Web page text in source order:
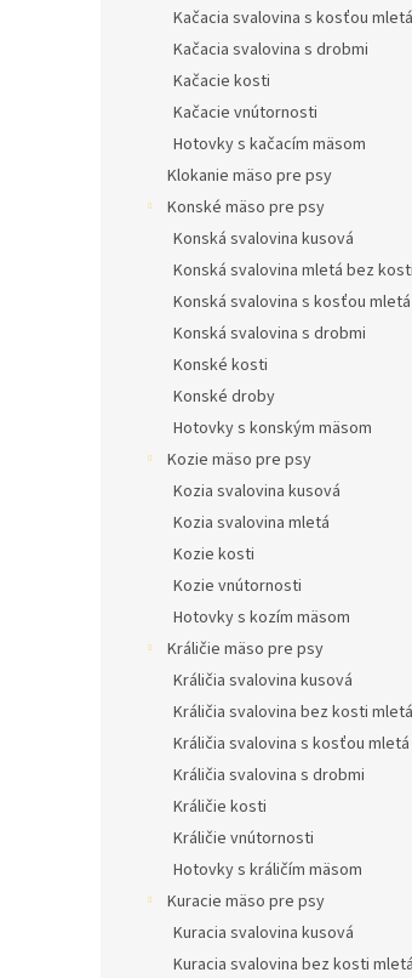
Kačacia svalovina s kosťou mletá
Kačacia svalovina s drobmi
Kačacie kosti
Kačacie vnútornosti
Hotovky s kačacím mäsom
Klokanie mäso pre psy
Konské mäso pre psy
Konská svalovina kusová
Konská svalovina mletá bez kosti
Konská svalovina s kosťou mletá
Konská svalovina s drobmi
Konské kosti
Konské droby
Hotovky s konským mäsom
Kozie mäso pre psy
Kozia svalovina kusová
Kozia svalovina mletá
Kozie kosti
Kozie vnútornosti
Hotovky s kozím mäsom
Králičie mäso pre psy
Králičia svalovina kusová
Králičia svalovina bez kosti mletá
Králičia svalovina s kosťou mletá
Králičia svalovina s drobmi
Králičie kosti
Králičie vnútornosti
Hotovky s králičím mäsom
Kuracie mäso pre psy
Kuracia svalovina kusová
Kuracia svalovina bez kosti mletá